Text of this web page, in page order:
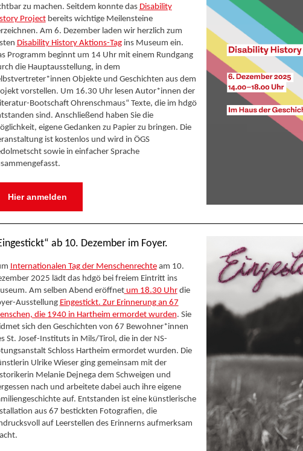
zu machen. Seitdem konnte das Disability
Projectbereits wichtige Meilensteine
Am 6. Dezember laden wir herzlich zum
Disability History Aktions-Tagins Museum ein.
Programm beginnt um 14 Uhr mit einem Rundgang
die Hauptausstellung, in dem
Objekte und Geschichten aus dem
vorstellen. Um 16.30 Uhr lesen Autor*innen der
Bootschaft Ohrenschmaus“ Texte, die im hdgö
sind. Anschließend haben Sie die
eigene Gedanken zu Papier zu bringen. Die
ist kostenlos und wird in ÖGS
sowie in einfacher Sprache
Hier anmelden
ab 10. Dezember im Foyer.
Internationalen Tag der Menschenrechteam 10.
2025 lädt das hdgö bei freiem Eintritt ins
Am selben Abend eröffnetum 18.30 Uhrdie
Ausstellung Eingestickt. Zur Erinnerung an 67
die 1940 in Hartheim ermordet wurden. Sie
sich den Geschichten von 67 Bewohner*innen
St. Josef-Instituts in Mils/Tirol, die in der NS-
Schloss Hartheim ermordet wurden. Die
Ulrike Wieser ging gemeinsam mit der
Melanie Dejnega dem Schweigen und
nach und arbeitete dabei auch ihre eigene
auf. Entstanden ist eine künstlerische
aus 67 bestickten Fotografien, die
auf Leerstellen des Erinnerns aufmerksam